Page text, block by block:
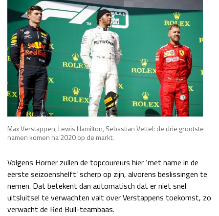
Kwalificatie
za 19:00 - 20:00
Race
zo 17:00 - 19:00
Max Verstappen, Lewis Hamilton, Sebastian Vettel: de drie grootste
namen komen na 2020 op de markt.
Volgens Horner zullen de topcoureurs hier ‘met name in de
eerste seizoenshelft’ scherp op zijn, alvorens beslissingen te
nemen. Dat betekent dan automatisch dat er niet snel
uitsluitsel te verwachten valt over Verstappens toekomst, zo
verwacht de Red Bull-teambaas.